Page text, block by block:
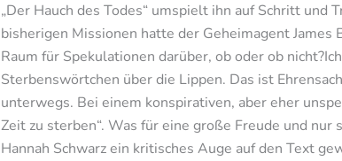
„Der Hauch des Todes“ umspielt ihn auf Schritt
bisherigen Missionen hatte der Geheimagent
Raum für Spekulationen darüber, ob oder ob
Sterbenswörtchen über die Lippen. Das ist
unterwegs. Bei einem konspirativen, aber eher
Zeit zu sterben“. Was für eine große Freude und
Hannah Schwarz ein kritisches Auge auf den Text